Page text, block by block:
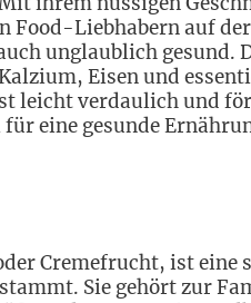
Food-Liebhabern auf
unglaublich gesund.
Eisen und
leicht verdaulich und
eine gesunde
Cremefrucht, ist eine
Sie gehört zur